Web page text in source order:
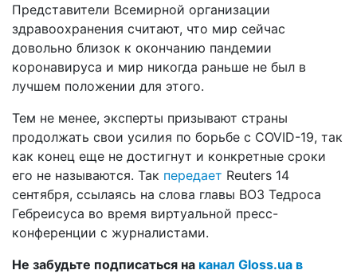
Представители Всемирной организации
здравоохранения считают, что мир сейчас
довольно близок к окончанию пандемии
коронавируса и мир никогда раньше не был в
лучшем положении для этого.
Тем не менее, эксперты призывают страны
продолжать свои усилия по борьбе с COVID-19, так
как конец еще не достигнут и конкретные сроки
его не называются. Так передает Reuters 14
сентября, ссылаясь на слова главы ВОЗ Тедроса
Гебреисуса во время виртуальной пресс-
конференции с журналистами.
Не забудьте подписаться на канал Gloss.ua в